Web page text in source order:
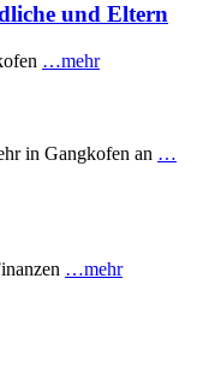
und Eltern
…mehr
in Gangkofen an …
…mehr